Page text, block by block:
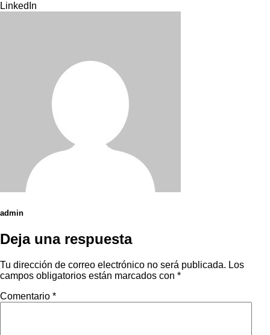
LinkedIn
admin
Deja una respuesta
Tu dirección de correo electrónico no será publicada. Los
campos obligatorios están marcados con *
Comentario *